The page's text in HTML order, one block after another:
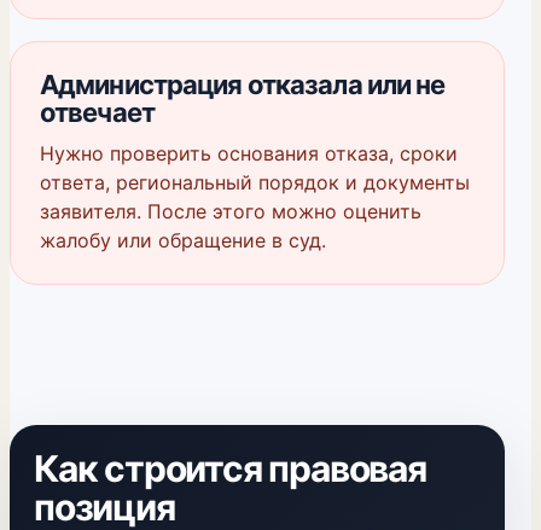
Администрация отказала или не
отвечает
Нужно проверить основания отказа, сроки
ответа, региональный порядок и документы
заявителя. После этого можно оценить
жалобу или обращение в суд.
Как строится правовая
позиция